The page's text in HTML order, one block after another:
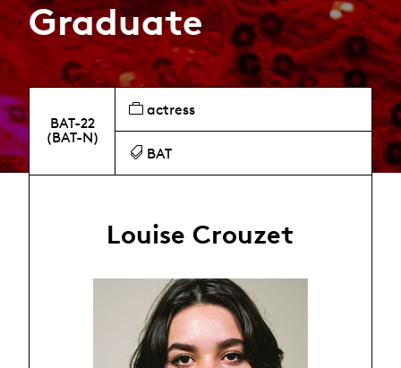
Graduate
BAT-22
(BAT-N)
actress
BAT
Louise Crouzet